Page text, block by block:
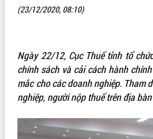
LÃNH ĐẠO UBND TỈNH
SỞ, BAN, NGÀNH
UBND CÁC XÃ, PHƯỜNG
THÔNG TIN CHỈ ĐẠO ĐIỀU HÀNH
(23/12/2020, 08:10)
Ngày 22/12, Cục Thuế tỉnh tổ
chính sách và cải cách hành
mắc cho các doanh nghiệp. Tham
nghiệp, người nộp thuế trên địa